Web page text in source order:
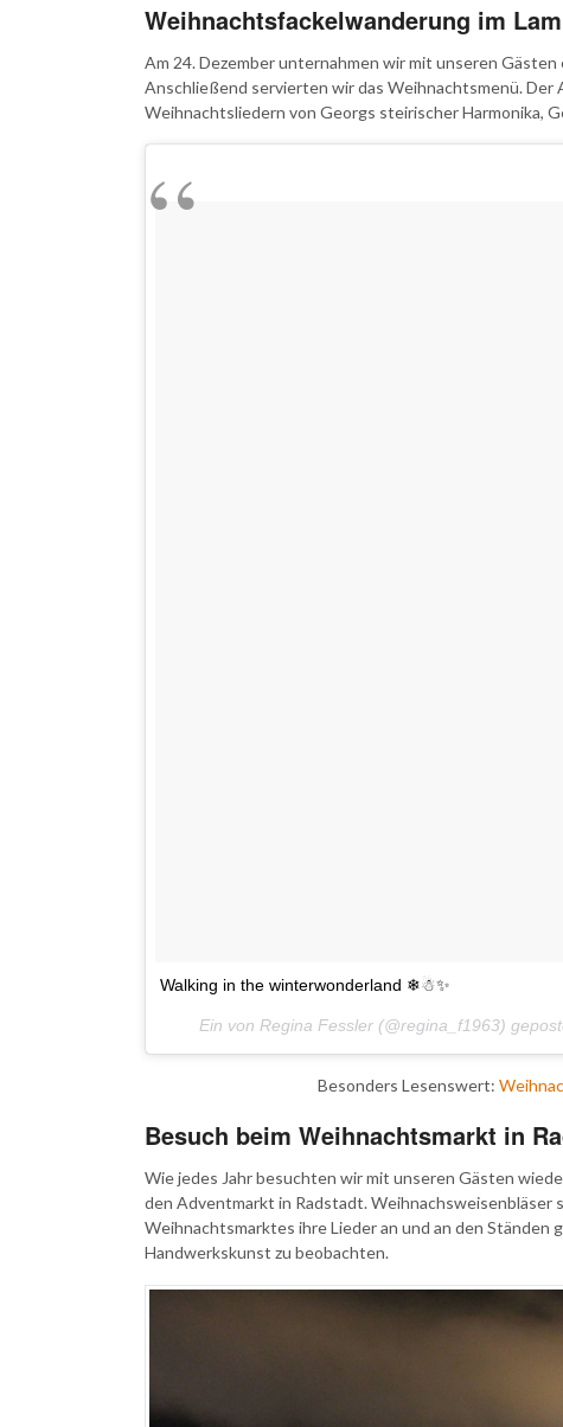
Weihnachtsfackelwanderung im
Am 24. Dezember unternahmen wir mit unseren
Anschließend servierten wir das Weihnachtsmenü.
Weihnachtsliedern von Georgs steirischer Harmonika,
Walking in the winterwonderland ❄☃✨
Ein von Regina Fessler (@regina_f1963)
Besonders Lesenswert:
Besuch beim Weihnachtsmarkt in
Wie jedes Jahr besuchten wir mit unseren Gästen
den Adventmarkt in Radstadt. Weihnachsweisenbläser
Weihnachtsmarktes ihre Lieder an und an den Ständen
Handwerkskunst zu beobachten.